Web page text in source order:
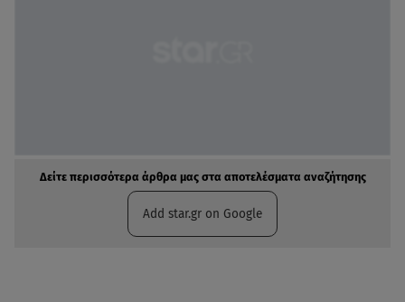
Δείτε περισσότερα άρθρα μας στα αποτελέσματα αναζήτησης
Add star.gr on Google